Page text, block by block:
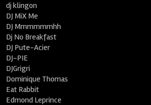
dj klingon
DJ MiX Me
DJ Mmmmmmhh
Dj No Breakfast
DJ Pute-Acier
DJ-PIE
DJGrigri
Dominique Thomas
Eat Rabbit
Edmond Leprince